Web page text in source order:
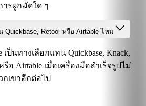
ารผูกมัดใด ๆ
Quickbase, Retool หรือ Airtable ไหม
เป็นทางเลือกแทน Quickbase, Knack,
หรือ Airtable เมื่อเครื่องมือสำเร็จรูปไม่
เขาอีกต่อไป